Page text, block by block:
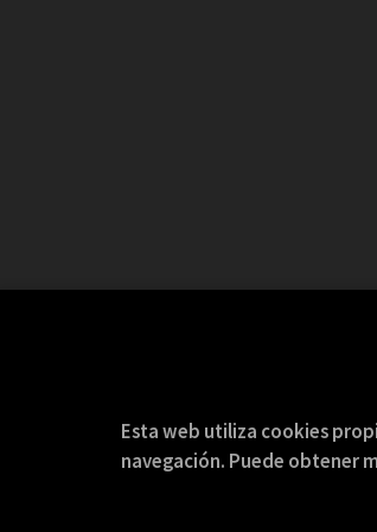
Esta web utiliza cookies
navegación. Puede obtener